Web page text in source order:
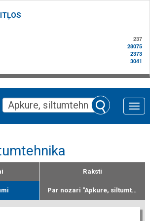
237
28075
2373
3041
Toggle
Raksti
Par nozari "Apkure, siltumtehnika"